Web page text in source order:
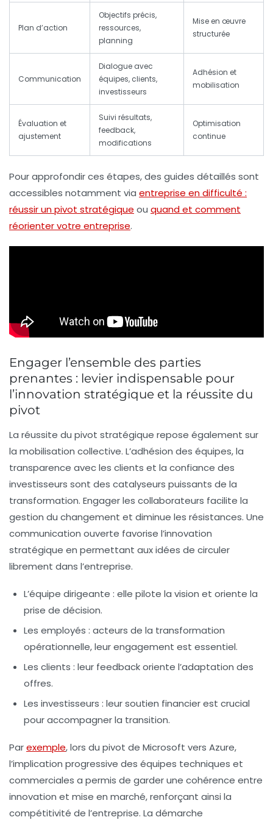
Plan d’action
Objectifs précis,
ressources,
planning
Mise en œuvre
structurée
Communication
Dialogue avec
équipes, clients,
investisseurs
Adhésion et
mobilisation
Évaluation et
ajustement
Suivi résultats,
feedback,
modifications
Optimisation
continue
Pour approfondir ces étapes, des guides détaillés sont
accessibles notamment via entreprise en difficulté :
réussir un pivot stratégique ou quand et comment
réorienter votre entreprise.
Engager l’ensemble des parties
prenantes : levier indispensable pour
l’innovation stratégique et la réussite du
pivot
La réussite du pivot stratégique repose également sur
la mobilisation collective. L’adhésion des équipes, la
transparence avec les clients et la confiance des
investisseurs sont des catalyseurs puissants de la
transformation. Engager les collaborateurs facilite la
gestion du changement et diminue les résistances. Une
communication ouverte favorise l’innovation
stratégique en permettant aux idées de circuler
librement dans l’entreprise.
L’équipe dirigeante : elle pilote la vision et oriente la
prise de décision.
Les employés : acteurs de la transformation
opérationnelle, leur engagement est essentiel.
Les clients : leur feedback oriente l’adaptation des
offres.
Les investisseurs : leur soutien financier est crucial
pour accompagner la transition.
Parexemple, lors du pivot de Microsoft vers Azure,
l’implication progressive des équipes techniques et
commerciales a permis de garder une cohérence entre
innovation et mise en marché, renforçant ainsi la
compétitivité de l’entreprise. La démarche